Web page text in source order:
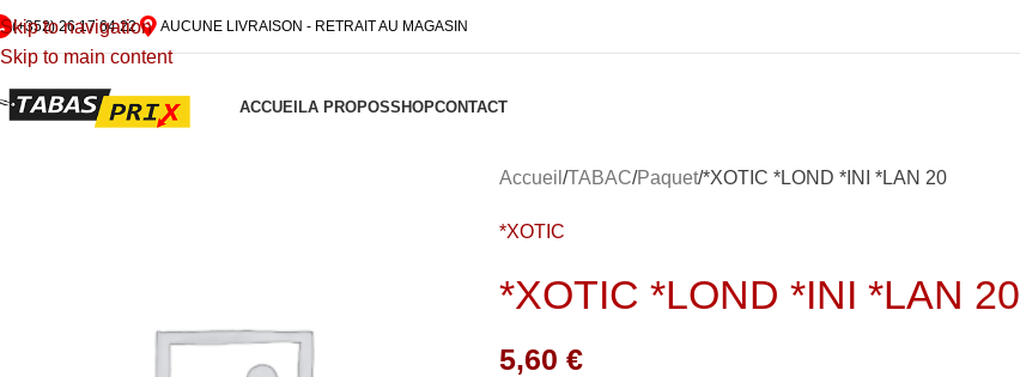
Skip to navigation
Skip to main content
(+352) 26 17 64 22 AUCUNE LIVRAISON - RETRAIT AU MAGASIN
ACCUEILA PROPOSSHOPCONTACT
Accueil TABAC Paquet *XOTIC *LOND *INI *LAN 20
*XOTIC
*XOTIC *LOND *INI *LAN 20
5,60€